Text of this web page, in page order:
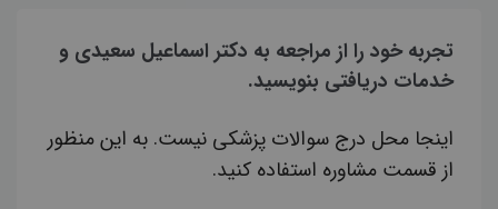
تجربه خود را از مراجعه به دکتر اسماعیل سعیدی و
خدمات دریافتی بنویسید.
اینجا محل درج سوالات پزشکی نیست. به این منظور
از قسمت مشاوره استفاده کنید.